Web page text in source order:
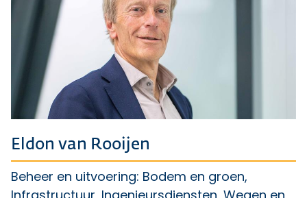
Eldon van Rooijen
Beheer en uitvoering: Bodem en groen,